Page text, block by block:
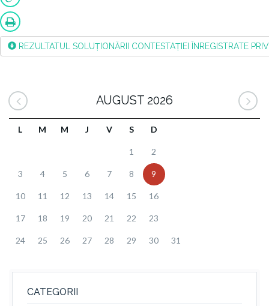
REZULTATUL SOLUȚIONĂRII CONTESTAȚIEI ÎNREGISTRATE
AUGUST 2026
L M M J V S D
1 2
3 4 5 6 7 8 9
10 11 12 13 14 15 16
17 18 19 20 21 22 23
24 25 26 27 28 29 30 31
CATEGORII